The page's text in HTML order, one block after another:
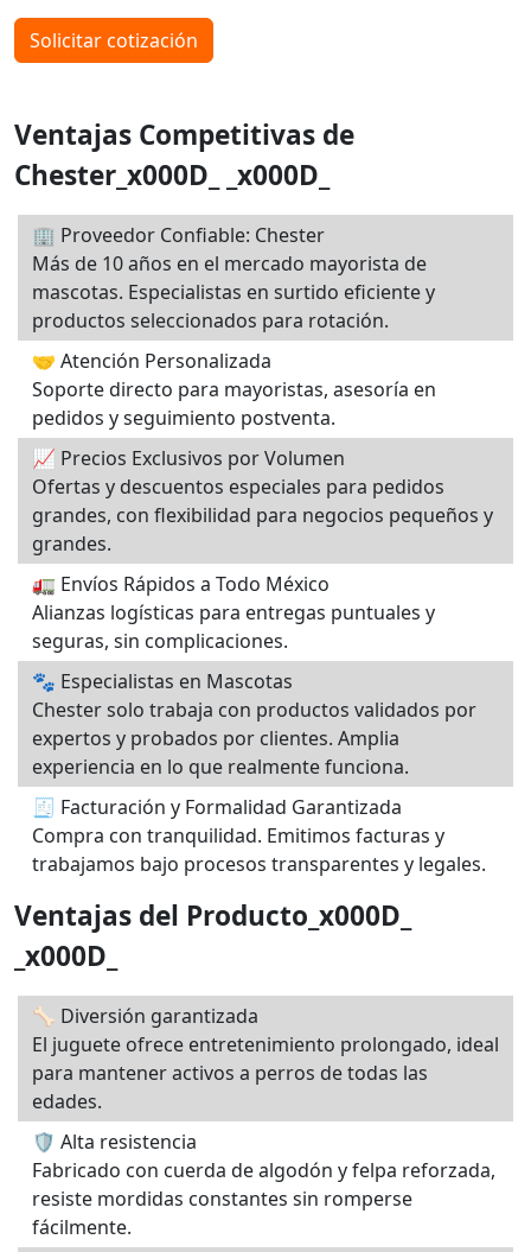
Solicitar cotización
Ventajas Competitivas de
Chester_x000D_ _x000D_
🏢 Proveedor Confiable: Chester
Más de 10 años en el mercado mayorista de
mascotas. Especialistas en surtido eficiente y
productos seleccionados para rotación.
🤝 Atención Personalizada
Soporte directo para mayoristas, asesoría en
pedidos y seguimiento postventa.
📈 Precios Exclusivos por Volumen
Ofertas y descuentos especiales para pedidos
grandes, con flexibilidad para negocios pequeños y
grandes.
🚛 Envíos Rápidos a Todo México
Alianzas logísticas para entregas puntuales y
seguras, sin complicaciones.
🐾 Especialistas en Mascotas
Chester solo trabaja con productos validados por
expertos y probados por clientes. Amplia
experiencia en lo que realmente funciona.
🧾 Facturación y Formalidad Garantizada
Compra con tranquilidad. Emitimos facturas y
trabajamos bajo procesos transparentes y legales.
Ventajas del Producto_x000D_
_x000D_
🦴 Diversión garantizada
El juguete ofrece entretenimiento prolongado, ideal
para mantener activos a perros de todas las
edades.
🛡️ Alta resistencia
Fabricado con cuerda de algodón y felpa reforzada,
resiste mordidas constantes sin romperse
fácilmente.